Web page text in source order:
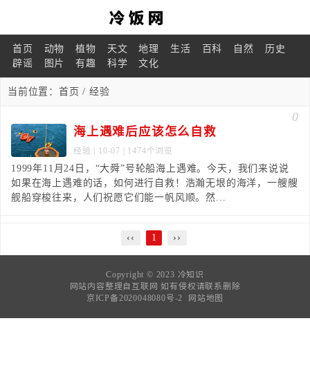
首页 动物 植物 天文 地理 生活 百科 自然
历史
辟谣
图片 有趣 科学 文化
当前位置： 首页 / 经验
0
海上遇难后应该怎么自救
经验 | 10-07 | 1474个浏览
1999年11月24日，“大舜”号轮船海上遇难。今天，我们来说说
如果在海上遇难的话，如何进行自救！浩瀚无垠的海洋，一艘艘
舰船穿梭往来，人们祝愿它们能一帆风顺。然...
‹‹ 1 ››
Copyright © 2023 冷知识
网站内容整理自互联网 如有侵权请联系删除
京ICP备2020048080号-2
网站地图